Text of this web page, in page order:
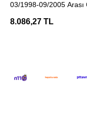
03/1998-09/2005 Arası
8.086,27 TL